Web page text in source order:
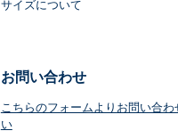
サイズについて
お問い合わせ
こちらのフォームよりお問い合わ
い